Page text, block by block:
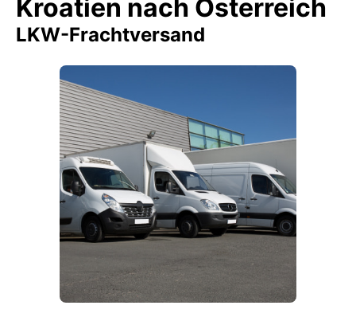
Kroatien nach Österreich
LKW-Frachtversand